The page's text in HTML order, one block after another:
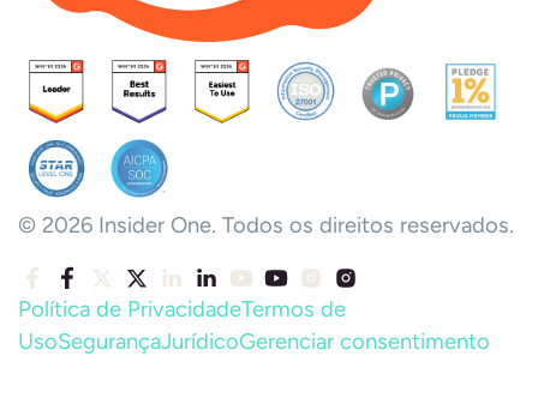
© 2026 Insider One. Todos os direitos reservados.
Política de PrivacidadeTermos de
UsoSegurançaJurídicoGerenciar consentimento